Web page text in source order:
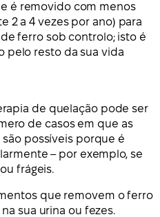
é removido com menos
2 a 4 vezes por ano) para
ferro sob controlo; isto é
pelo resto da sua vida
de quelação pode ser
de casos em que as
possíveis porque é
– por exemplo, se
frágeis.
que removem o ferro
sua urina ou fezes.